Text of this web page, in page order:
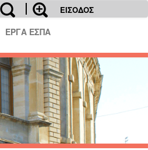
ΕΙΣΟΔΟΣ
ΕΡΓΑ ΕΣΠΑ